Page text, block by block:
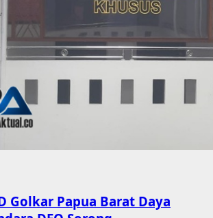
Lawan
Kejari
Sorong
Golkar Papua Barat Daya